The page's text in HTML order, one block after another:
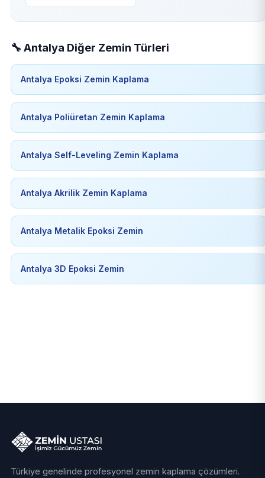
🔧 Antalya Diğer Zemin Türleri
Antalya Epoksi Zemin Kaplama
Antalya Poliüretan Zemin Kaplama
Antalya Self-Leveling Zemin Kaplama
Antalya Akrilik Zemin Kaplama
Antalya Metalik Epoksi Zemin
Antalya 3D Epoksi Zemin
Türkiye genelinde profesyonel zemin kaplama çözümleri.